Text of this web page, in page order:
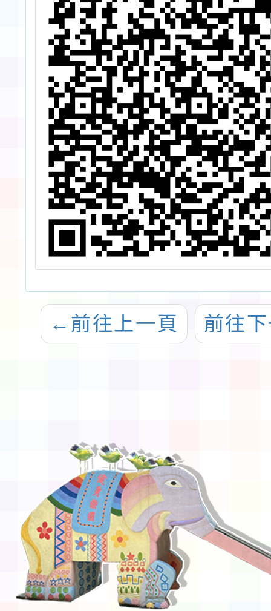
← 前往上一頁 前往